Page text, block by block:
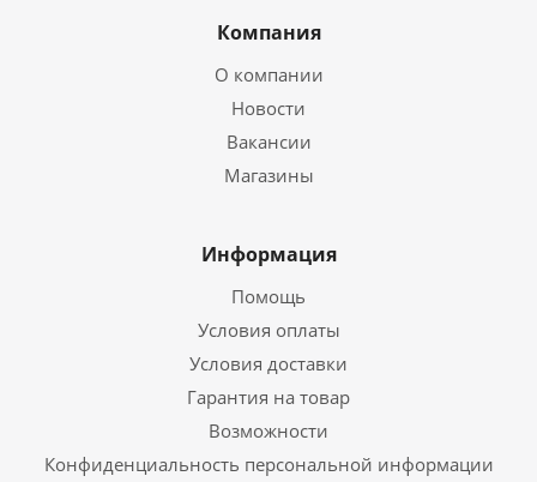
Компания
О компании
Новости
Вакансии
Магазины
Информация
Помощь
Условия оплаты
Условия доставки
Гарантия на товар
Возможности
Конфиденциальность персональной информации